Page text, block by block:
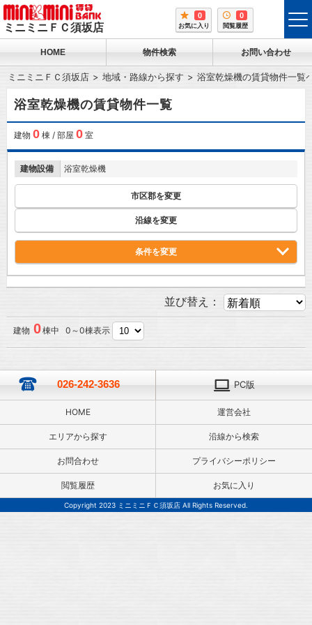
ミニミニＦＣ須坂店
0
お気に入り
0
閲覧履歴
HOME 物件検索 お問い合わせ
ミニミニＦＣ須坂店 地域・路線から探す 浴室乾燥機の賃貸物件一覧
浴室乾燥機の賃貸物件一覧
建物 0棟 / 部屋 0室
建物設備 浴室乾燥機
市区郡を変更
沿線を変更
条件を変更
並び替え：
建物 0棟中 0～0棟表示
026-242-3636 PC版
HOME 運営会社
エリアから探す 沿線から検索
お問合わせ プライバシーポリシー
閲覧履歴 お気に入り
Copyright 2023 ミニミニＦＣ須坂店 All Rights Reserved.